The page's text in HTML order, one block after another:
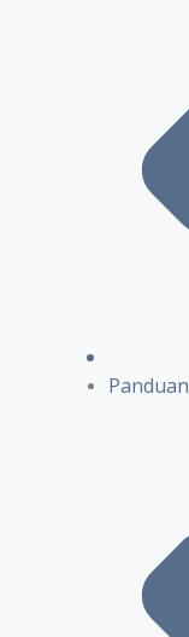
Panduan